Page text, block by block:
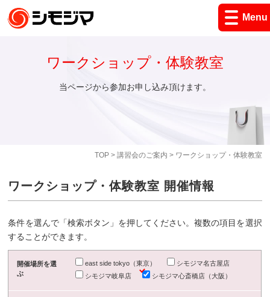
Menu
TOP> 講習会のご案内 > ワークショップ・体験教室
ワークショップ・体験教室
当ページから参加お申し込み頂けます。
ワークショップ・体験教室 開催情報
条件を選んで「検索ボタン」を押してください。複数の項目を選択
することができます。
開催場所を選
ぶ
east side tokyo（東京）
シモジマ名古屋店
シモジマ岐阜店
シモジマ心斎橋店（大阪）